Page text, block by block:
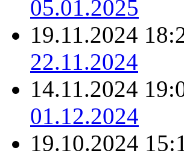
05.01.2025
19.11.2024
22.11.2024
14.11.2024
01.12.2024
19.10.2024